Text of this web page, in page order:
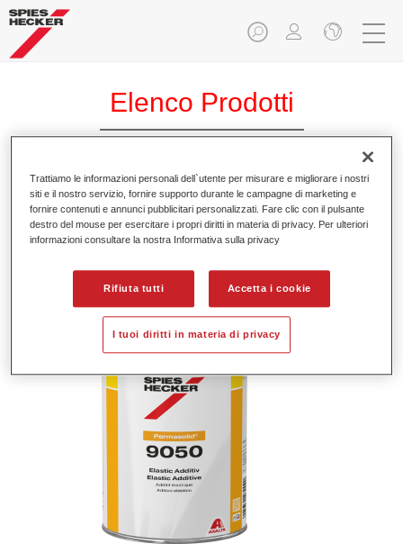
Elenco Prodotti
Permasolid® Elastic Additive 9050
Codice materiale 37190504
Continua a leggere
Trattiamo le informazioni personali dell`utente per misurare e migliorare i nostri
siti e il nostro servizio, fornire supporto durante le campagne di marketing e
fornire contenuti e annunci pubblicitari personalizzati. Fare clic con il pulsante
destro del mouse per esercitare i propri diritti in materia di privacy. Per ulteriori
informazioni consultare la nostra Informativa sulla privacy
Rifiuta tutti Accetta i cookie
I tuoi diritti in materia di privacy